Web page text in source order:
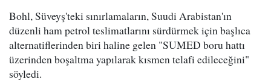
Bohl, Süveyş'teki sınırlamaların, Suudi Arabistan'ın
düzenli ham petrol teslimatlarını sürdürmek için başlıca
alternatiflerinden biri haline gelen "SUMED boru hattı
üzerinden boşaltma yapılarak kısmen telafi edileceğini"
söyledi.